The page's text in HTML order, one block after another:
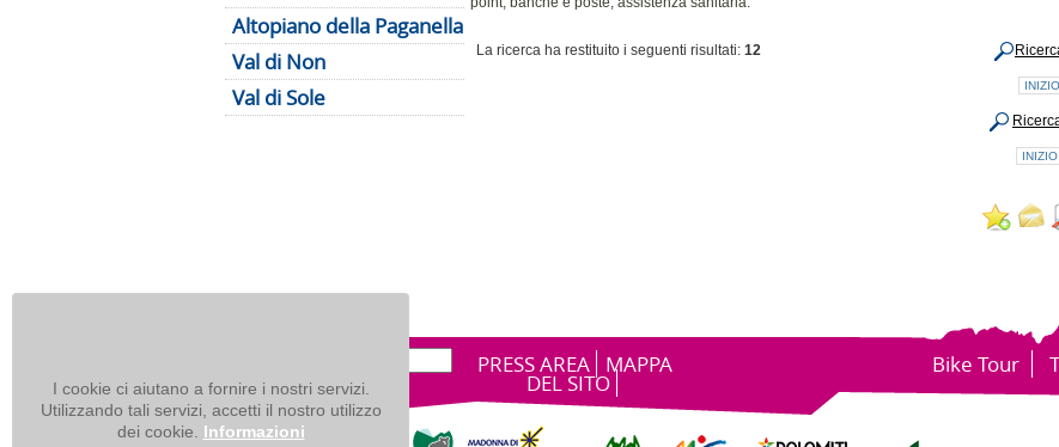
I cookie ci aiutano a fornire i nostri servizi.
Utilizzando tali servizi, accetti il nostro utilizzo
dei cookie. Informazioni
Altopiano della Paganella
Val di Non
Val di Sole
La ricerca ha restituito i seguenti risultati: 12
INIZIO
INIZIO
PRESS AREA MAPPA
DEL SITO
Bike Tour